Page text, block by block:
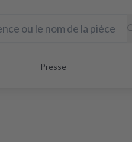
Presse